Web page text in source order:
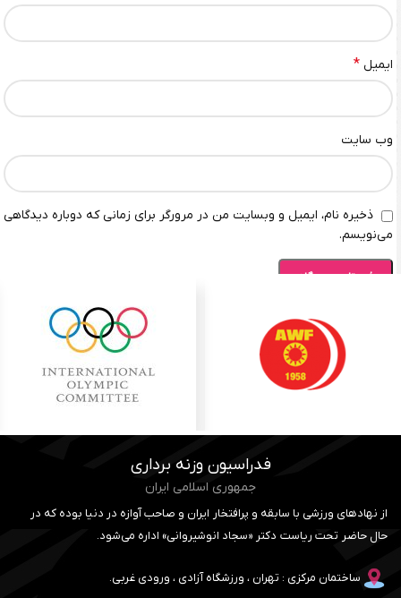
ایمیل *
وب‌ سایت
ذخیره نام، ایمیل و وبسایت من در مرورگر برای زمانی که دوباره دیدگاهی
می‌نویسم.
فدراسیون وزنه برداری
جمهوری اسلامی ایران
از نهادهای ورزشی با سابقه و پرافتخار ایران و صاحب آوازه در دنیا بوده که در
حال حاضر تحت ریاست دکتر «سجاد انوشیروانی» اداره می‌شود.
ساختمان مرکزی : تهران ، ورزشگاه آزادی ، ورودی غربی.